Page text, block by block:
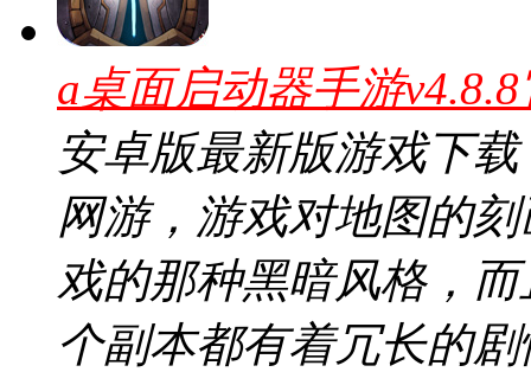
a桌面启动器手游
安卓版最新版游戏下
网游，游戏对地图的
戏的那种黑暗风格，
个副本都有着冗长的